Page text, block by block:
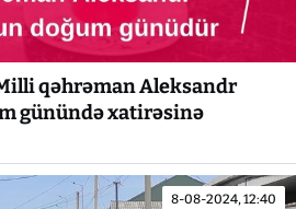
qəhrəman Aleksandr
günündə xatirəsinə
8-08-2024, 12:40